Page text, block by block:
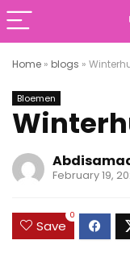
Home » blogs »
Bloemen
February 19,
Save
0